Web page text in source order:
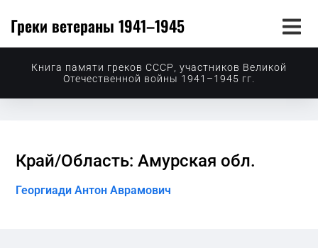
Греки ветераны 1941–1945
Книга памяти греков СССР, участников Великой
Отечественной войны 1941–1945 гг.
Край/Область: Амурская обл.
Георгиади Антон Аврамович